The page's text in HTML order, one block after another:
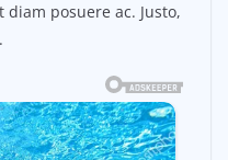
posuere ac. Justo,